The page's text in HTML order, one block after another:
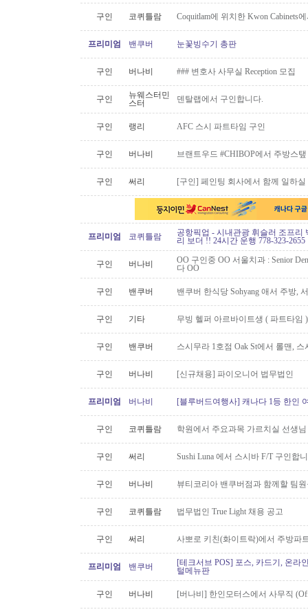
구인 코퀴틀람 Coquitlam에 위치한 Kwon Cabinets
프리미엄 밴쿠버 눈꽃빙수기 총판
구인 버나비 ### 변호사 사무실 Reception 모집
구인
뉴웨스터민
스터
덴탈랩에서 구인합니다.
구인 랭리 AFC 스시 파트타임 구인
구인 버나비 브랜트우드 #CHIBOP에서 주방스
구인 써리 [구인] 페인팅 회사에서 함께 일하
프리미엄 코퀴틀람
공항픽업 - 시내관광 휘슬러 조프
리 보더 !! 24시간 운행 778-323-2655
구인 버나비
OO 구인중 OO 서울치과 : Senior
다 OO
구인 밴쿠버 밴쿠버 한식당 Sohyang 애서 주방,
구인 기타 무빙 헬퍼 아르바이트생 ( 파트타임
구인 밴쿠버 스시무라 1호점 Oak St에서 롤맨,
구인 버나비 [신규채용] 파이오니어 법무법인
프리미엄 버나비 [블루버드여행사] 캐나다 1등 한인
구인 코퀴틀람 학원에서 주요과목 가르치실 선생
구인 써리 Sushi Luna 에서 스시바 F/T 구인합
구인 버나비 뷰티코리아 밴쿠버점과 함께할 팀
구인 코퀴틀람 법무법인 True Light 채용 공고
구인 써리 사뽀로 키친(화이트락)에서 주방파
프리미엄 밴쿠버
[테크서브 POS] 포스, 카드기, 온라
털메뉴판
구인 버나비 [버나비] 한인모터스에서 사무직